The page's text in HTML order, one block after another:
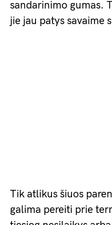
sandarinimo gumas.
jie jau patys savaime
Tik atlikus šiuos
galima pereiti prie